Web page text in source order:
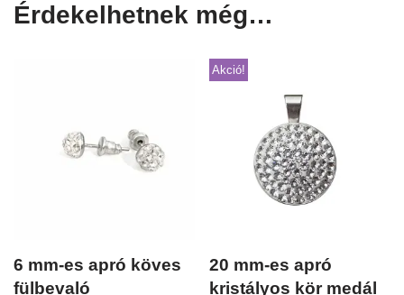
Érdekelhetnek még…
6 mm-es apró köves
fülbevaló
Akció!
20 mm-es apró
kristályos kör medál